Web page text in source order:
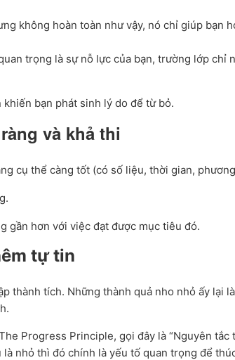
không hoàn toàn như vậy, nó chỉ giúp bạn
trọng là sự nỗ lực của bạn, trường lớp chỉ
bạn phát sinh lý do để từ bỏ.
và khả thi
cụ thể càng tốt (có số liệu, thời gian,
gần hơn với việc đạt được mục tiêu đó.
tự tin
thành tích. Những thành quả nho nhỏ ấy lại
Progress Principle, gọi đây là “Nguyên tắc
nhỏ thì đó chính là yếu tố quan trọng để